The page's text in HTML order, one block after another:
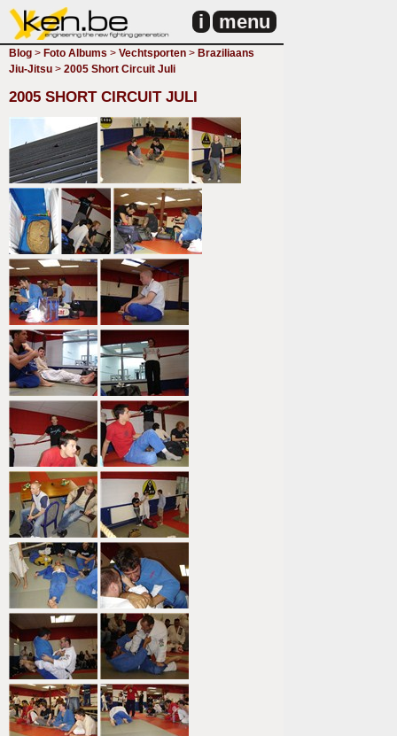
i menu
Blog > Foto Albums > Vechtsporten > Braziliaans
Jiu-Jitsu > 2005 Short Circuit Juli
2005 SHORT CIRCUIT JULI